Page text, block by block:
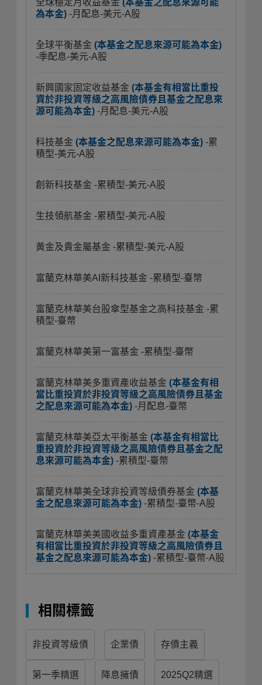
全球穩定月收益基金 (本基金之配息來源可能
為本金) -月配息-美元-A股
全球平衡基金 (本基金之配息來源可能為本金)
-季配息-美元-A股
新興國家固定收益基金 (本基金有相當比重投
資於非投資等級之高風險債券且基金之配息來
源可能為本金) -月配息-美元-A股
科技基金 (本基金之配息來源可能為本金) -累
積型-美元-A股
創新科技基金 -累積型-美元-A股
生技領航基金 -累積型-美元-A股
黃金及貴金屬基金 -累積型-美元-A股
富蘭克林華美AI新科技基金 -累積型-臺幣
富蘭克林華美台股傘型基金之高科技基金 -累
積型-臺幣
富蘭克林華美第一富基金 -累積型-臺幣
富蘭克林華美多重資產收益基金 (本基金有相
當比重投資於非投資等級之高風險債券且基金
之配息來源可能為本金) -月配息-臺幣
富蘭克林華美亞太平衡基金 (本基金有相當比
重投資於非投資等級之高風險債券且基金之配
息來源可能為本金) -累積型-臺幣
富蘭克林華美全球非投資等級債券基金 (本基
金之配息來源可能為本金) -累積型-臺幣-A股
富蘭克林華美美國收益多重資產基金 (本基金
有相當比重投資於非投資等級之高風險債券且
基金之配息來源可能為本金) -累積型-臺幣-A股
相關標籤
非投資等級債 企業債 存債主義
第一季精選 降息擁債 2025Q2精選